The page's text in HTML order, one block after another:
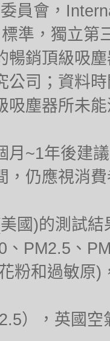
員會，
準，獨立第
暢銷頂級吸
公司；資料
吸塵器所未
月~1年後建
，仍應視消
國)的測試
、PM2.5、
粉和過敏原
），英國空